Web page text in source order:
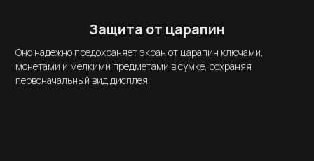
Защита от царапин
Оно надежно предохраняет экран от царапин ключами,
монетами и мелкими предметами в сумке, сохраняя
первоначальный вид дисплея.